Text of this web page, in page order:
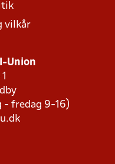
vilkår
Union
- fredag 9-16)